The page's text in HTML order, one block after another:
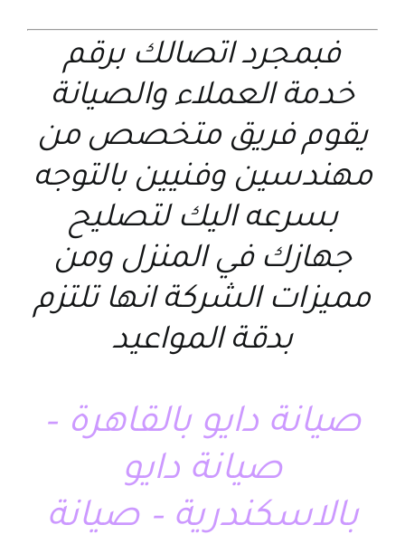
فبمجرد اتصالك برقم
خدمة العملاء والصيانة
يقوم فريق متخصص من
مهندسين وفنيين بالتوجه
بسرعه اليك لتصليح
جهازك في المنزل ومن
مميزات الشركة انها تلتزم
بدقة المواعيد
صيانة دايو بالقاهرة –
صيانة دايو
بالاسكندرية – صيانة